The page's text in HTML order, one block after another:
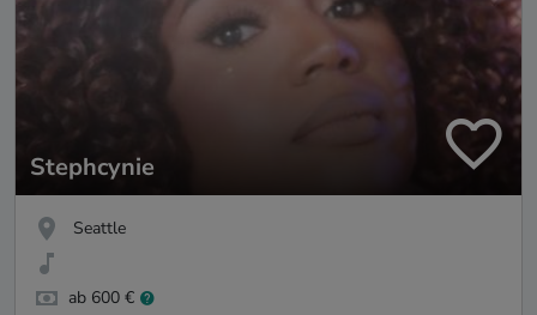
Stephcynie
Seattle
ab 600 €